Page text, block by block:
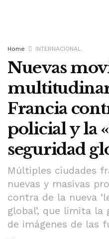
Home INTERNACIONAL
Nuevas
Francia
policial y la
seguridad
Múltiples ciudades
nuevas y masivas
contra de la nueva
global’, que limita la
de imágenes de las